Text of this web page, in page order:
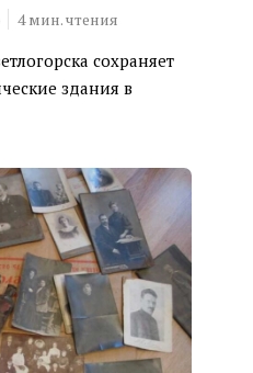
4мин. чтения
сохраняет
здания в